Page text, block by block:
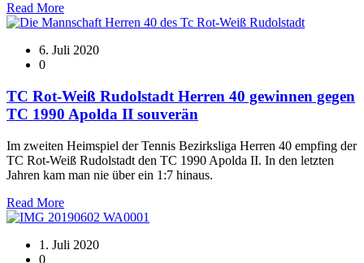
Read More
6. Juli 2020
0
TC Rot-Weiß Rudolstadt Herren 40 gewinnen gegen
TC 1990 Apolda II souverän
Im zweiten Heimspiel der Tennis Bezirksliga Herren 40 empfing der
TC Rot-Weiß Rudolstadt den TC 1990 Apolda II. In den letzten
Jahren kam man nie über ein 1:7 hinaus.
Read More
1. Juli 2020
0